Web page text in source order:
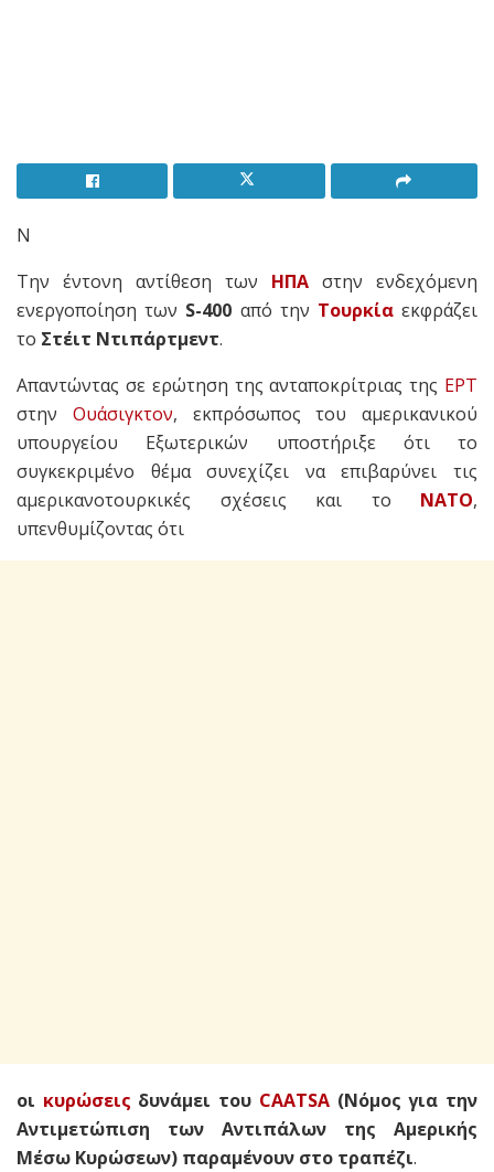
N
Την έντονη αντίθεση των ΗΠΑ στην ενδεχόμενη
ενεργοποίηση των S-400 από την Τουρκίαεκφράζει
το Στέιτ Ντιπάρτμεντ.
Απαντώντας σε ερώτηση της ανταποκρίτριας της ΕΡΤ
στην Ουάσιγκτον, εκπρόσωπος του αμερικανικού
υπουργείου Εξωτερικών υποστήριξε ότι το
συγκεκριμένο θέμα συνεχίζει να επιβαρύνει τις
αμερικανοτουρκικές σχέσεις και το ΝΑΤΟ,
υπενθυμίζοντας ότι
οι κυρώσεις δυνάμει του CAATSA(Νόμος για την
Αντιμετώπιση των Αντιπάλων της Αμερικής
Μέσω Κυρώσεων) παραμένουν στο τραπέζι.